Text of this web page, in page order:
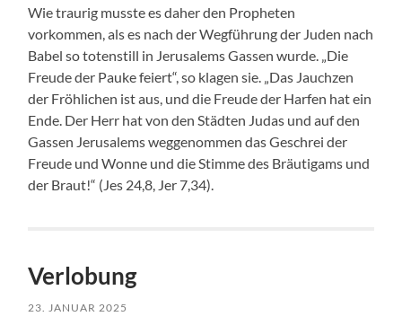
Wie traurig musste es daher den Propheten
vorkommen, als es nach der Wegführung der Juden nach
Babel so totenstill in Jerusalems Gassen wurde. „Die
Freude der Pauke feiert“, so klagen sie. „Das Jauchzen
der Fröhlichen ist aus, und die Freude der Harfen hat ein
Ende. Der Herr hat von den Städten Judas und auf den
Gassen Jerusalems weggenommen das Geschrei der
Freude und Wonne und die Stimme des Bräutigams und
der Braut!“ (Jes 24,8, Jer 7,34).
Verlobung
23. JANUAR 2025